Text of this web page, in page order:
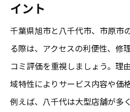
イント
千葉県旭市と八千代市、市原市
る際は、アクセスの利便性、修
コミ評価を重視しましょう。理
域特性によりサービス内容や価
例えば、八千代は大型店舗が多